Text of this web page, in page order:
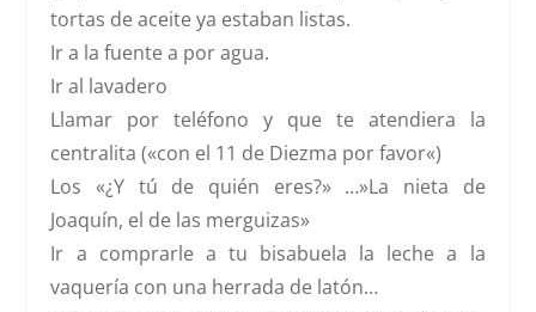
tortas de aceite ya estaban listas.
Ir a la fuente a por agua.
Ir al lavadero
Llamar por teléfono y que te atendiera la
centralita («con el 11 de Diezma por favor«)
Los «¿Y tú de quién eres?» …»La nieta de
Joaquín, el de las merguizas»
Ir a comprarle a tu bisabuela la leche a la
vaquería con una herrada de latón…